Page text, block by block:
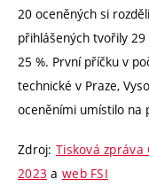
20 oceněných si
přihlášených tvořily
25 %. První příčku v
technické v Praze,
oceněními umístilo na
Zdroj: Tisková
2023 a web FSI